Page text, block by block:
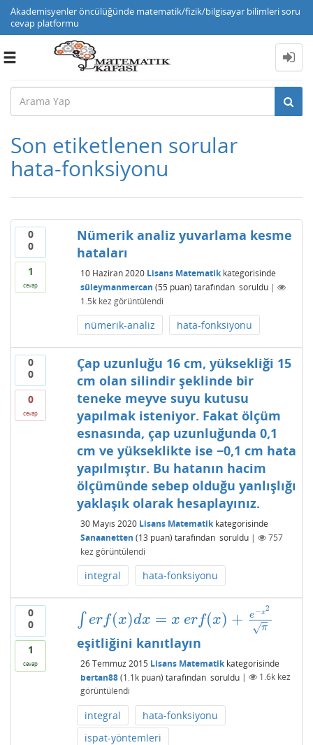
Akademisyenler öncülüğünde matematik/fizik/bilgisayar bilimleri soru
cevap platformu
Toggle
Son etiketlenen sorular
hata-fonksiyonu
0
0
1
cevap
Nümerik analiz yuvarlama kesme
hataları
10 Haziran 2020 Lisans Matematikkategorisinde
süleymanmercan (55 puan) tarafından soruldu |
1.5kkez görüntülendi
nümerik-analiz hata-fonksiyonu
0
0
0
cevap
Çap uzunluğu 16 cm, yüksekliği 15
cm olan silindir şeklinde bir
teneke meyve suyu kutusu
yapılmak isteniyor. Fakat ölçüm
esnasında, çap uzunluğunda 0,1
cm ve yükseklikte ise −0,1 cm hata
yapılmıştır. Bu hatanın hacim
ölçümünde sebep olduğu yanlışlığı
yaklaşık olarak hesaplayınız.
30 Mayıs 2020 Lisans Matematikkategorisinde
Sanaanetten (13 puan) tarafından soruldu |
757
kez görüntülendi
integral hata-fonksiyonu
0
0
1
cevap
∫ erf(x)dx = x erf(x) + e−x2
π
√
∫e rf(x)dx=xerf (x) +e −x2π
eşitliğini kanıtlayın
26 Temmuz 2015 Lisans Matematikkategorisinde
bertan88 (1.1kpuan) tarafından soruldu | 1.6kkez
görüntülendi
integral
hata-fonksiyonu
ispat-yöntemleri